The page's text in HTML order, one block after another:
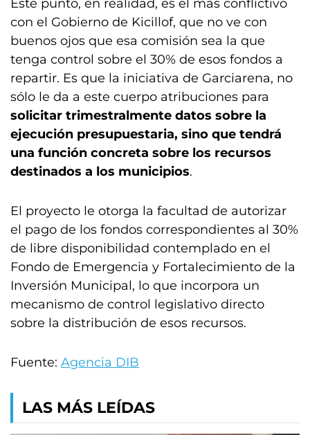
Este punto, en realidad, es el más conflictivo
con el Gobierno de Kicillof, que no ve con
buenos ojos que esa comisión sea la que
tenga control sobre el 30% de esos fondos a
repartir. Es que la iniciativa de Garciarena, no
sólo le da a este cuerpo atribuciones para
solicitar trimestralmente datos sobre la
ejecución presupuestaria, sino que tendrá
una función concreta sobre los recursos
destinados a los municipios.
El proyecto le otorga la facultad de autorizar
el pago de los fondos correspondientes al 30%
de libre disponibilidad contemplado en el
Fondo de Emergencia y Fortalecimiento de la
Inversión Municipal, lo que incorpora un
mecanismo de control legislativo directo
sobre la distribución de esos recursos.
Fuente: Agencia DIB
LAS MÁS LEÍDAS